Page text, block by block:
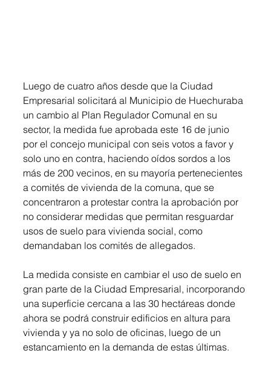
Luego de cuatro años desde que la Ciudad
Empresarial solicitará al Municipio de Huechuraba
un cambio al Plan Regulador Comunal en su
sector, la medida fue aprobada este 16 de junio
por el concejo municipal con seis votos a favor y
solo uno en contra, haciendo oídos sordos a los
más de 200 vecinos, en su mayoría pertenecientes
a comités de vivienda de la comuna, que se
concentraron a protestar contra la aprobación por
no considerar medidas que permitan resguardar
usos de suelo para vivienda social, como
demandaban los comités de allegados.
La medida consiste en cambiar el uso de suelo en
gran parte de la Ciudad Empresarial, incorporando
una superficie cercana a las 30 hectáreas donde
ahora se podrá construir edificios en altura para
vivienda y ya no solo de oficinas, luego de un
estancamiento en la demanda de estas últimas.